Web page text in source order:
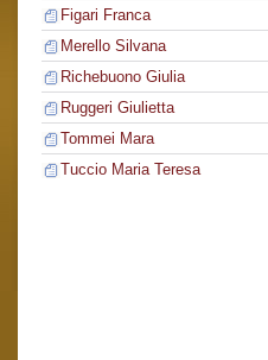
Figari Franca
Merello Silvana
Richebuono Giulia
Ruggeri Giulietta
Tommei Mara
Tuccio Maria Teresa